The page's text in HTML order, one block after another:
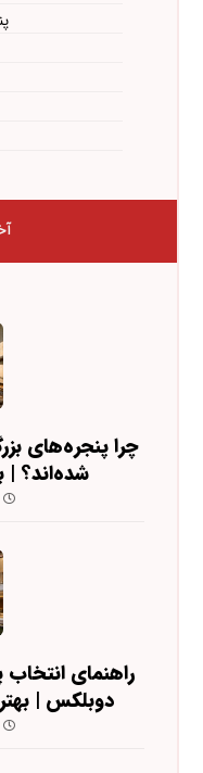
چرا پنجره‌های
شده‌اند؟ |
راهنمای
دوبلکس |